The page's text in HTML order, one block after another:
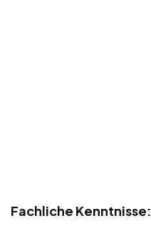
Fachliche Kenntnisse: